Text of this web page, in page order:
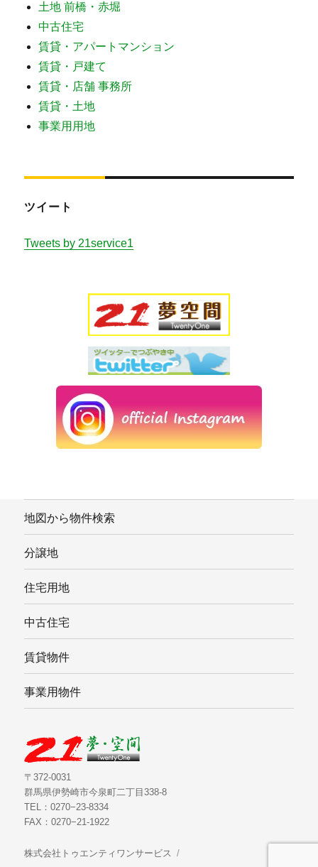
土地 前橋・赤堀
中古住宅
賃貸・アパートマンション
賃貸・戸建て
賃貸・店舗 事務所
賃貸・土地
事業用用地
ツイート
Tweets by 21service1
地図から物件検索
分譲地
住宅用地
中古住宅
賃貸物件
事業用物件
〒372-0031
群馬県伊勢崎市今泉町二丁目338-8
TEL：0270−23-8334
FAX：0270−21-1922
株式会社トゥエンティワンサービス